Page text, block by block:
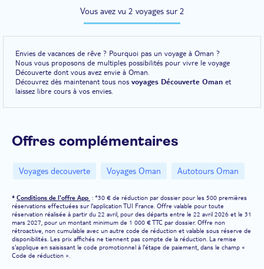
Vous avez vu 2 voyages sur 2
Envies de vacances de rêve ? Pourquoi pas un voyage à Oman ?
Nous vous proposons de multiples possibilités pour vivre le voyage
Découverte dont vous avez envie à Oman.
Découvrez dès maintenant tous nos voyages Découverte Oman et
laissez libre cours à vos envies.
Offres complémentaires
Voyages decouverte Voyages Oman Autotours Oman
* Conditions de l'offre App : *30 € de réduction par dossier pour les 500 premières
réservations effectuées sur l'application TUI France. Offre valable pour toute
réservation réalisée à partir du 22 avril, pour des départs entre le 22 avril 2026 et le 31
mars 2027, pour un montant minimum de 1 000 € TTC par dossier. Offre non
rétroactive, non cumulable avec un autre code de réduction et valable sous réserve de
disponibilités. Les prix affichés ne tiennent pas compte de la réduction. La remise
s'applique en saisissant le code promotionnel à l'étape de paiement, dans le champ «
Code de réduction ».